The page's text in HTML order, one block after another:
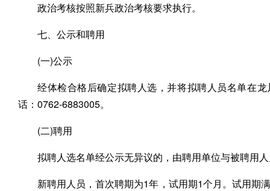
政治考核按照新兵政治考核要求执行。
七、公示和聘用
(一)公示
经体检合格后确定拟聘人选，并将拟聘人员名单在
话：0762-6883005。
(二)聘用
拟聘人选名单经公示无异议的，由聘用单位与被聘用
新聘用人员，首次聘期为1年，试用期1个月。试用期